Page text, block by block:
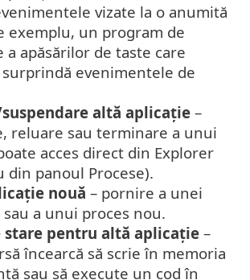
vizate la o anumită
exemplu, un program de
apăsărilor de taste care
surprindă evenimentele de
altă aplicație –
reluare sau terminare a unui
acces direct din Explorer
din panoul Procese).
nouă – pornire a unei
a unui proces nou.
stare pentru altă aplicație –
încearcă să scrie în memoria
sau să execute un cod în